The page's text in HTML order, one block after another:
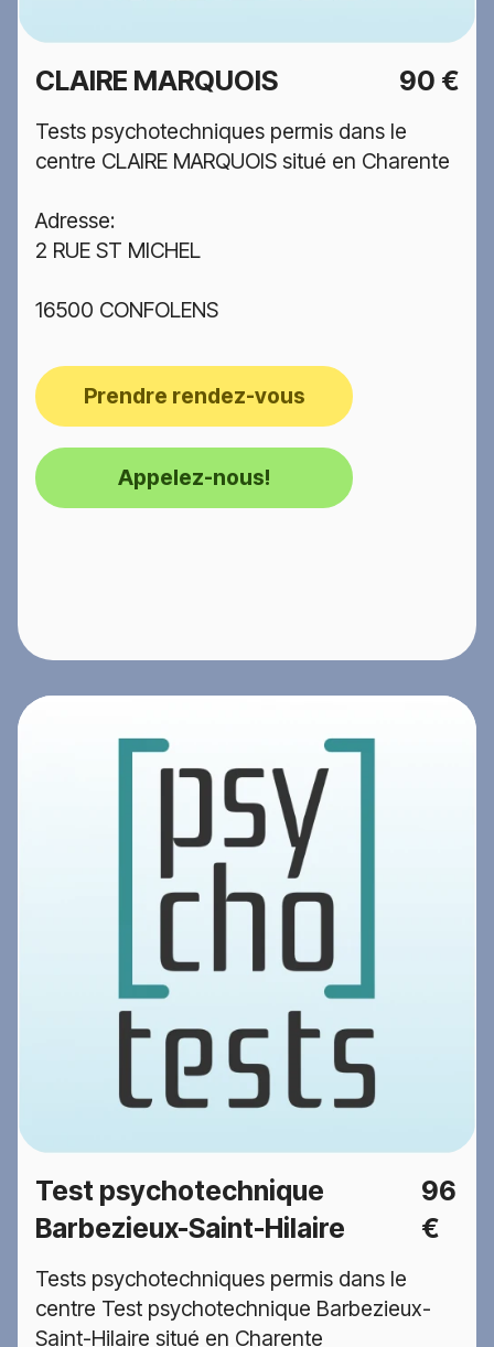
CLAIRE MARQUOIS 90 €
Tests psychotechniques permis dans le
centre CLAIRE MARQUOIS situé en Charente
Adresse:
2 RUE ST MICHEL
16500 CONFOLENS
Prendre rendez-vous
Appelez-nous!
Test psychotechnique
Barbezieux-Saint-Hilaire
96
€
Tests psychotechniques permis dans le
centre Test psychotechnique Barbezieux-
Saint-Hilaire situé en Charente